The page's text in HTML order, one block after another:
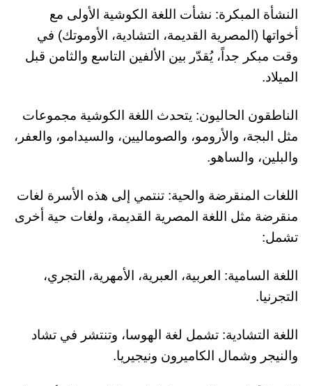
النشأة المبكرة: نشأت اللغة الكوشية الأولى مع
أخواتها (المصرية القديمة، التشادية، الأوموتك) في
وقت مبكر جداً، يُقدّر بين الألفين التاسع والثامن قبل
الميلاد.
الناطقون الحاليون: يتحدث اللغة الكوشية مجموعات
مثل البجة، والأرومو، والصوماليين، والسيدامو، والعفر،
والبلين، والساهو.
اللغات المنقرضة والحية: تنتمي إلى هذه الأسرة لغات
منقرضة مثل اللغة المصرية القديمة، ولغات حية أخرى
تشمل:
اللغة السامية: العربية، العبرية، الأمهرية، التجري،
التجرنيا.
اللغة التشادية: تشمل لغة الهوسا، وتنتشر في تشاد
والنيجر وشمال الكاميرون ونيجيريا.